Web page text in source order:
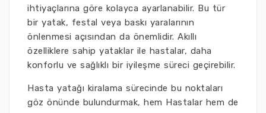
ihtiyaçlarına göre kolayca ayarlanabilir. Bu tür
bir yatak, festal veya baskı yaralarının
önlenmesi açısından da önemlidir. Akıllı
özelliklere sahip yataklar ile hastalar, daha
konforlu ve sağlıklı bir iyileşme süreci geçirebilir.
Hasta yatağı kiralama sürecinde bu noktaları
göz önünde bulundurmak, hem Hastalar hem de